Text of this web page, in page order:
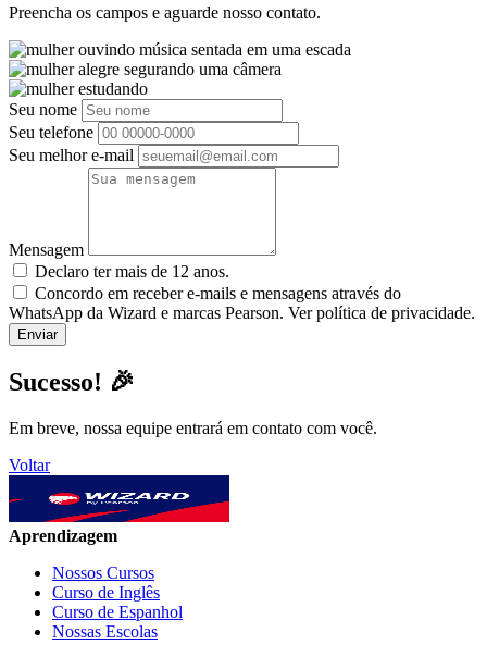
Preencha os campos e aguarde nosso contato.
Seu nome
Seu telefone
Seu melhor e-mail
Mensagem
Declaro ter mais de 12 anos.
Concordo em receber e-mails e mensagens através do
WhatsApp da Wizard e marcas Pearson. Ver política de privacidade.
Sucesso! 🎉
Em breve, nossa equipe entrará em contato com você.
Voltar
Aprendizagem
Nossos Cursos
Curso de Inglês
Curso de Espanhol
Nossas Escolas